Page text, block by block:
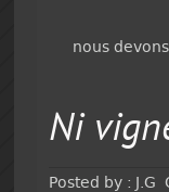
nous
Ni
Posted by : J.G